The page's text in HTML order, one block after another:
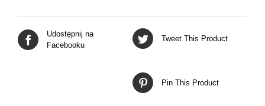
Udostępnij na
Facebooku
Tweet This Product
Pin This Product